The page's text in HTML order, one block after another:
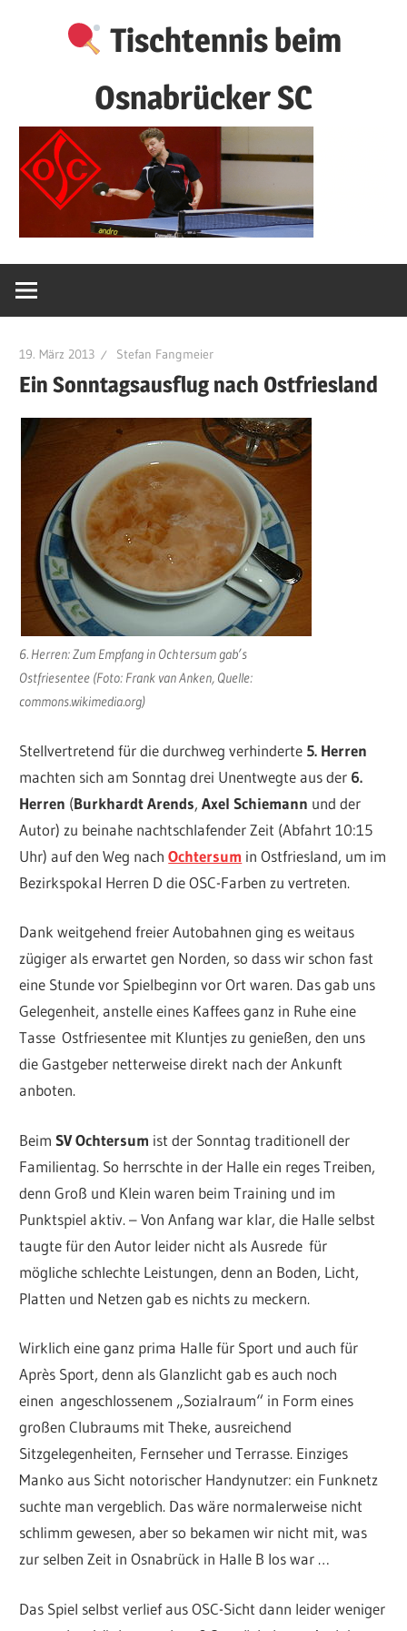
Tischtennis beim
Osnabrücker SC
19. März 2013 Stefan Fangmeier
Ein Sonntagsausflug nach Ostfriesland
6. Herren: Zum Empfang in Ochtersum gab’s
Ostfriesentee (Foto: Frank van Anken, Quelle:
commons.wikimedia.org)
Stellvertretend für die durchweg verhinderte 5. Herren
machten sich am Sonntag drei Unentwegte aus der 6.
Herren (Burkhardt Arends,Axel Schiemann und der
Autor) zu beinahe nachtschlafender Zeit (Abfahrt 10:15
Uhr) auf den Weg nachOchtersum in Ostfriesland, um im
Bezirkspokal Herren D die OSC-Farben zu vertreten.
Dank weitgehend freier Autobahnen ging es weitaus
zügiger als erwartet gen Norden, so dass wir schon fast
eine Stunde vor Spielbeginn vor Ort waren. Das gab uns
Gelegenheit, anstelle eines Kaffees ganz in Ruhe eine
Tasse Ostfriesentee mit Kluntjes zu genießen, den uns
die Gastgeber netterweise direkt nach der Ankunft
anboten.
BeimSV Ochtersum ist der Sonntag traditionell der
Familientag. So herrschte in der Halle ein reges Treiben,
denn Groß und Klein waren beim Training und im
Punktspiel aktiv. – Von Anfang war klar, die Halle selbst
taugte für den Autor leider nicht als Ausrede für
mögliche schlechte Leistungen, denn an Boden, Licht,
Platten und Netzen gab es nichts zu meckern.
Wirklich eine ganz prima Halle für Sport und auch für
Après Sport, denn als Glanzlicht gab es auch noch
einen angeschlossenem „Sozialraum“ in Form eines
großen Clubraums mit Theke, ausreichend
Sitzgelegenheiten, Fernseher und Terrasse. Einziges
Manko aus Sicht notorischer Handynutzer: ein Funknetz
suchte man vergeblich. Das wäre normalerweise nicht
schlimm gewesen, aber so bekamen wir nicht mit, was
zur selben Zeit in Osnabrück in Halle B los war …
Das Spiel selbst verlief aus OSC-Sicht dann leider weniger